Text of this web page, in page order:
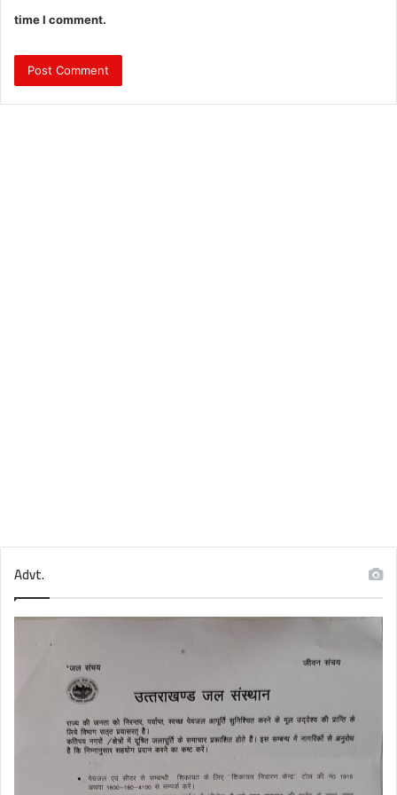
time I comment.
Advt.